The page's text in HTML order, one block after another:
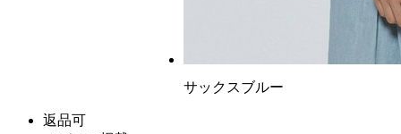
サックスブルー
返品可